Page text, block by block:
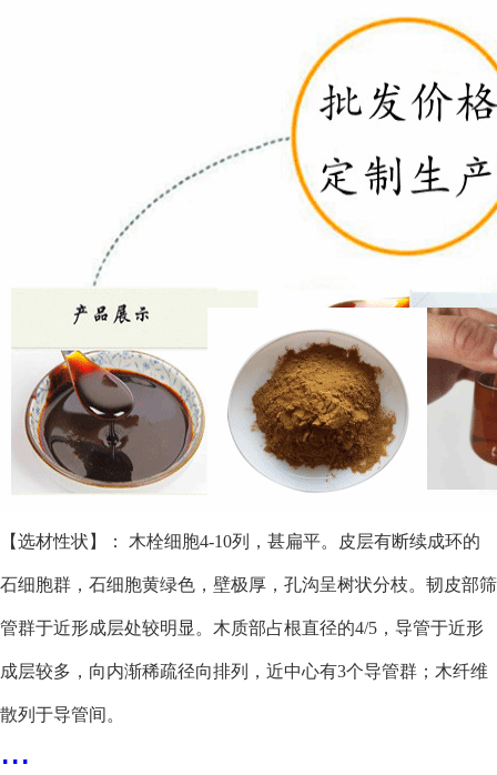
【选材性状】： 木栓细胞4-10列，甚扁平。皮层有断续成环的
石细胞群，石细胞黄绿色，壁极厚，孔沟呈树状分枝。韧皮部筛
管群于近形成层处较明显。木质部占根直径的4/5，导管于近形
成层较多，向内渐稀疏径向排列，近中心有3个导管群；木纤维
散列于导管间。
...